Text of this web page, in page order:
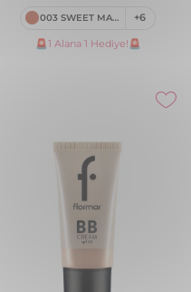
003 SWEET MARMALADE +6
🚨1 Alana 1 Hediye!🚨